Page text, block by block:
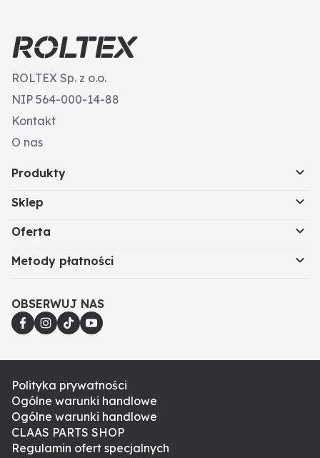
ROLTEX Sp. z o.o.
NIP 564-000-14-88
Kontakt
O nas
Produkty
Sklep
Oferta
Metody płatności
OBSERWUJ NAS
Polityka prywatności
Ogólne warunki handlowe
Ogólne warunki handlowe
CLAAS PARTS SHOP
Regulamin ofert specjalnych